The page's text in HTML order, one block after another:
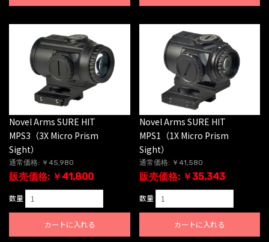
Novel Arms SURE HIT
MPS3（3X Micro Prism
Sight）
通常価格: ￥45,980
販売価格: ￥41,800
数量
カートに入れる
Novel Arms SURE HIT
MPS1（1X Micro Prism
Sight）
通常価格: ￥41,580
販売価格: ￥35,343
数量
カートに入れる